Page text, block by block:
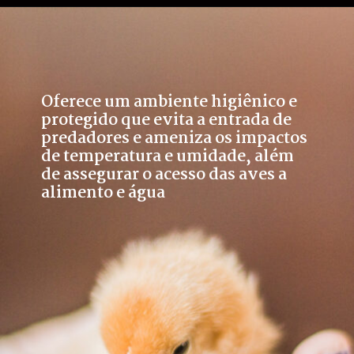
Oferece um ambiente higiênico e
protegido que evita a entrada de
predadores e ameniza os impactos
de temperatura e umidade, além
de assegurar o acesso das aves a
alimento e água